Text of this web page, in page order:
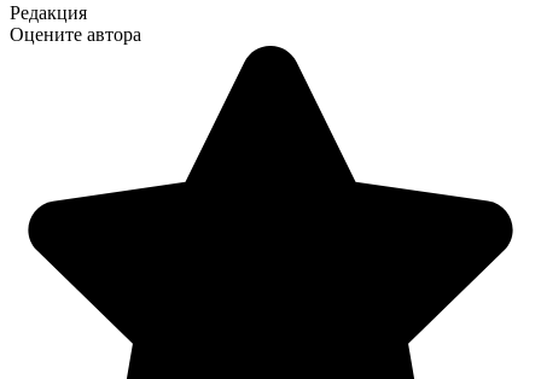
Редакция
Оцените автора